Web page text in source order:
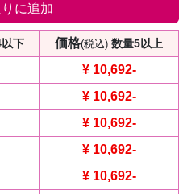
に追加
下 価格(税込) 数量5以上
¥ 10,692-
¥ 10,692-
¥ 10,692-
¥ 10,692-
¥ 10,692-